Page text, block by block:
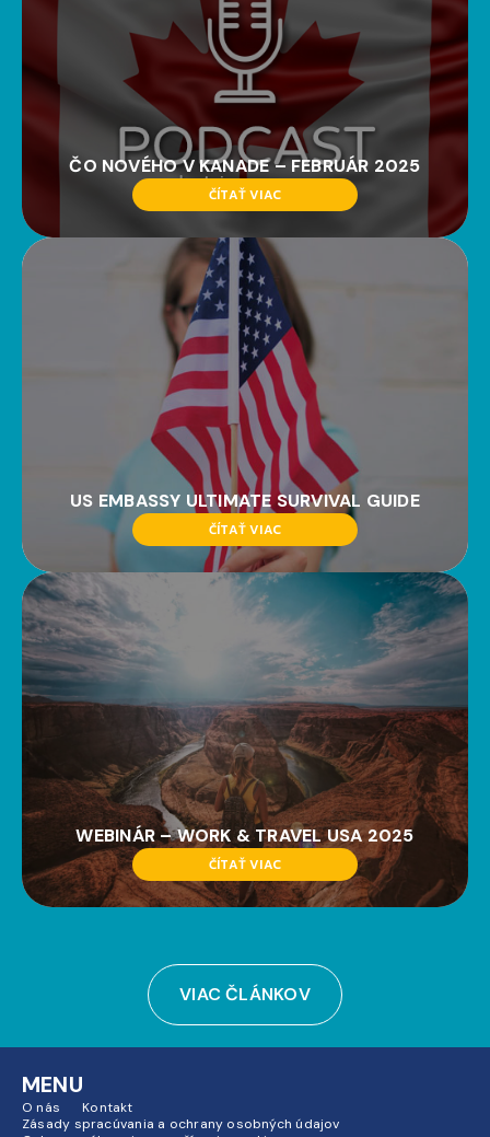
ČO NOVÉHO V KANADE – FEBRUÁR 2025
ČÍTAŤ VIAC
US EMBASSY ULTIMATE SURVIVAL GUIDE
ČÍTAŤ VIAC
WEBINÁR – WORK & TRAVEL USA 2025
ČÍTAŤ VIAC
VIAC ČLÁNKOV
MENU
O nás
Kontakt
Zásady spracúvania a ochrany osobných údajov